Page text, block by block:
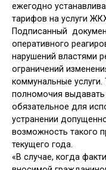
ежегодно
тарифов на услуги
Подписанный
оперативного
нарушений властями
ограничений
коммунальные
полномочия
обязательное для
устранении
возможность такого
текущего года.
«В случае, когда